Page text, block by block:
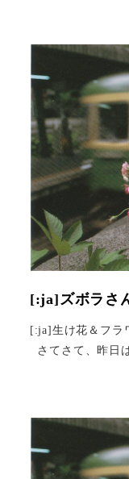
[:ja]ズボラさ
[:ja]生け花＆フラ
さてさて、昨日